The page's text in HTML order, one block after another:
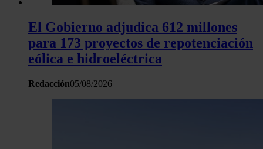
El Gobierno adjudica 612 millones
para 173 proyectos de repotenciación
eólica e hidroeléctrica
Redacción05/08/2026